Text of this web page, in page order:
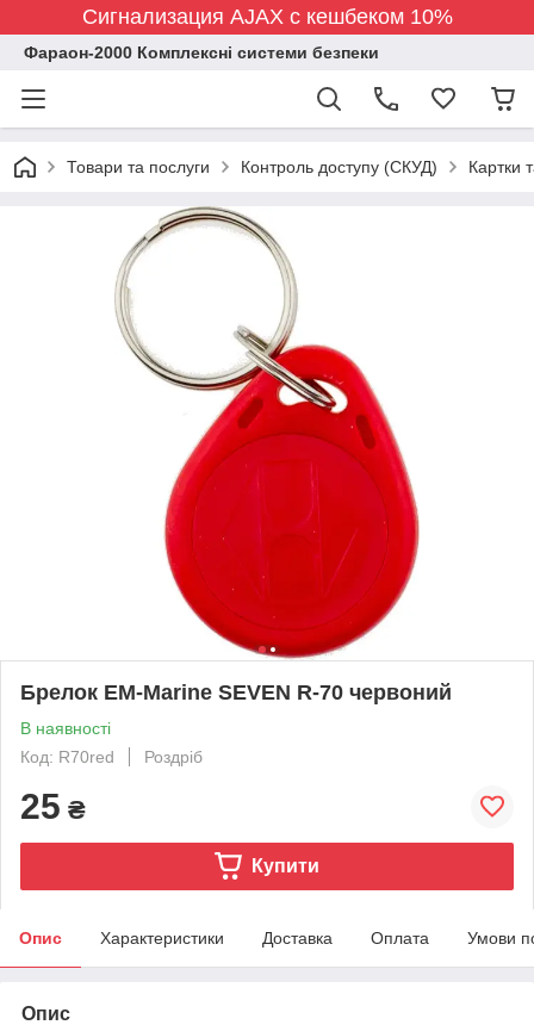
Сигнализация AJAX с кешбеком 10%
Фараон-2000 Комплексні системи безпеки
Товари та послуги Контроль доступу (СКУД) Картки
Брелок EM-Marine SEVEN R-70 червоний
В наявності
Код: R70red
Роздріб
25 ₴
Купити
Опис Характеристики Доставка Оплата Умови
Опис